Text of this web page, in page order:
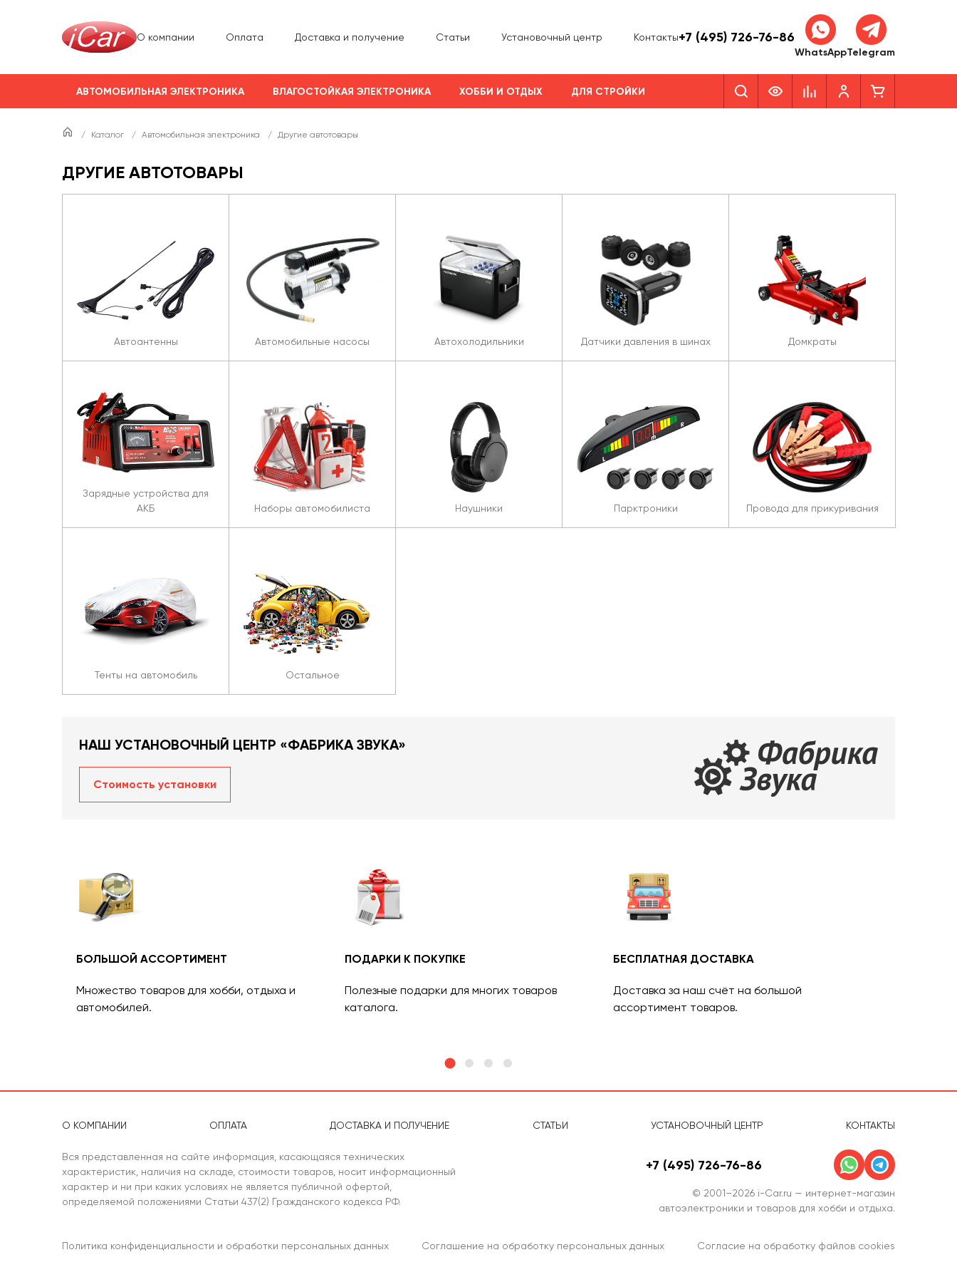
О компании Оплата Доставка и получение Статьи Установочный центр Контакты+7 (495) 726-76-86
WhatsAppTelegram
АВТОМОБИЛЬНАЯ ЭЛЕКТРОНИКА ВЛАГОСТОЙКАЯ ЭЛЕКТРОНИКА ХОББИ И ОТДЫХ ДЛЯ СТРОЙКИ
/ Каталог / Автомобильная электроника / Другие автотовары
ДРУГИЕ АВТОТОВАРЫ
Автоантенны Автомобильные насосы Автохолодильники Датчики давления в шинах Домкраты
Зарядные устройства для
АКБ
Наборы автомобилиста Наушники Парктроники Провода для прикуривания
Тенты на автомобиль Остальное
НАШ УСТАНОВОЧНЫЙ ЦЕНТР «ФАБРИКА ЗВУКА»
Стоимость уcтановки
БОЛЬШОЙ АССОРТИМЕНТ
Множество товаров для хобби, отдыха и
автомобилей.
ПОДАРКИ К ПОКУПКЕ
Полезные подарки для многих товаров
каталога.
БЕСПЛАТНАЯ ДОСТАВКА
Доставка за наш счёт на большой
ассортимент товаров.
О КОМПАНИИ ОПЛАТА ДОСТАВКА И ПОЛУЧЕНИЕ СТАТЬИ УСТАНОВОЧНЫЙ ЦЕНТР КОНТАКТЫ
Вся представленная на сайте информация, касающаяся технических
характеристик, наличия на складе, стоимости товаров, носит информационный
характер и ни при каких условиях не является публичной офертой,
определяемой положениями Статьи 437(2) Гражданского кодекса РФ.
+7 (495) 726-76-86
© 2001–2026 i-Car.ru — интернет-магазин
автоэлектроники и товаров для хобби и отдыха.
Политика конфиденциальности и обработки персональных данных Соглашение на обработку персональных данных Согласие на обработку файлов cookies